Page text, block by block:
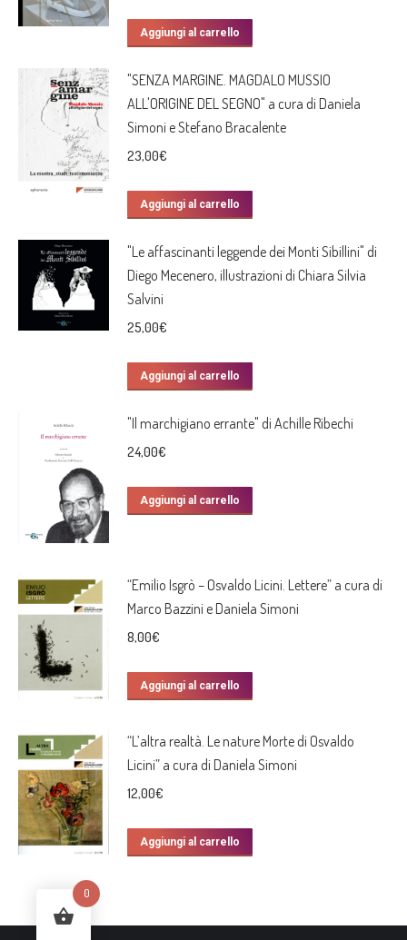
Aggiungi al carrello
"SENZA MARGINE. MAGDALO MUSSIO
ALL'ORIGINE DEL SEGNO" a cura di Daniela
Simoni e Stefano Bracalente
23,00€
Aggiungi al carrello
"Le affascinanti leggende dei Monti Sibillini" di
Diego Mecenero, illustrazioni di Chiara Silvia
Salvini
25,00€
Aggiungi al carrello
"Il marchigiano errante" di Achille Ribechi
24,00€
Aggiungi al carrello
“Emilio Isgrò – Osvaldo Licini. Lettere” a cura di
Marco Bazzini e Daniela Simoni
8,00€
Aggiungi al carrello
“L’altra realtà. Le nature Morte di Osvaldo
Licini” a cura di Daniela Simoni
12,00€
Aggiungi al carrello
0